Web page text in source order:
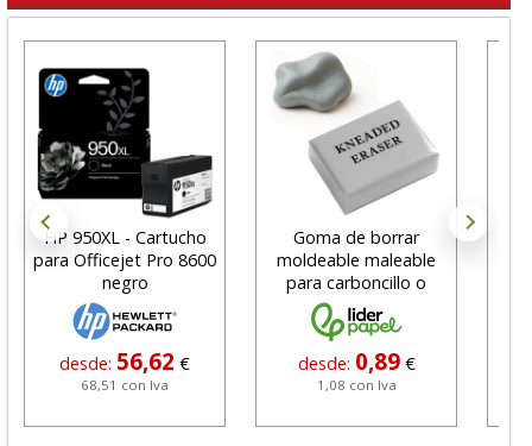
HP 950XL - Cartucho
para Officejet Pro 8600
negro
desde: 56,62 €
68,51 con Iva
Goma de borrar
moldeable maleable
para carboncillo o
grafito
desde: 0,89 €
1,08 con Iva